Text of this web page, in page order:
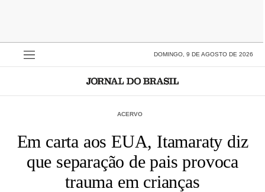
DOMINGO, 9 DE AGOSTO DE 2026
ACERVO
Em carta aos EUA, Itamaraty diz
que separação de pais provoca
trauma em crianças